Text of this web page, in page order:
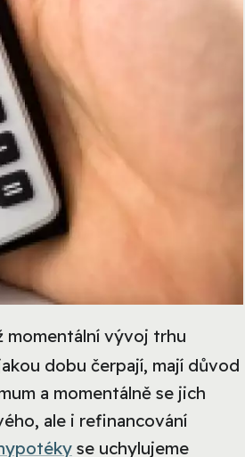
momentální vývoj trhu
dobu čerpají, mají důvod
a momentálně se jich
ale i refinancování
se uchylujeme